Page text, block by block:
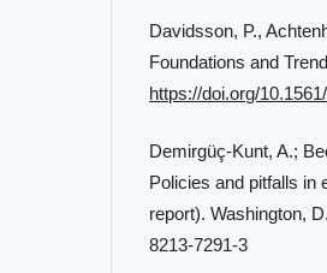
Davidsson, P.,
Foundations and
https://doi.org/
Demirgüç-Kunt, A.;
Policies and pitfalls in
report). Washington,
8213-7291-3